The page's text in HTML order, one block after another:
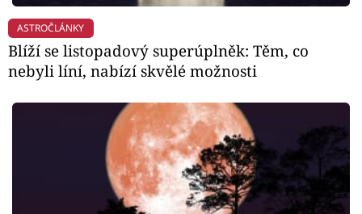
ASTROČLÁNKY
Blíží se listopadový superúplněk: Těm, co
nebyli líní, nabízí skvělé možnosti